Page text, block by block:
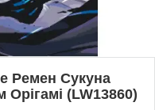
Ремен Сукуна
(LW13860)